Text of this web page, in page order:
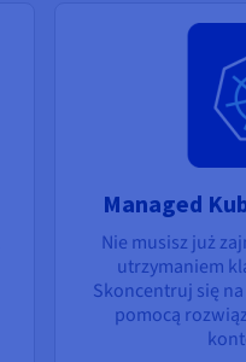
Managed
Nie musisz już
utrzymaniem
Skoncentruj się
pomocą